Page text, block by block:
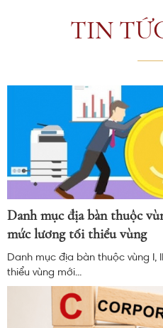
TIN
Danh mục địa bàn thuộc
mức lương tối thiểu vùng
Danh mục địa bàn thuộc vùng I,
thiểu vùng mới...